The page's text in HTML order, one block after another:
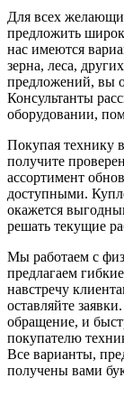
Для всех
предложить
нас имеются
зерна, леса,
предложений, вы
Консультанты
оборудовании,
Покупая технику
получите
ассортимент
доступными.
окажется
решать текущие
Мы работаем с
предлагаем
навстречу
оставляйте
обращение, и
покупателю
Все варианты,
получены вами